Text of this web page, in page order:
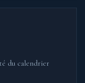
du calendrier